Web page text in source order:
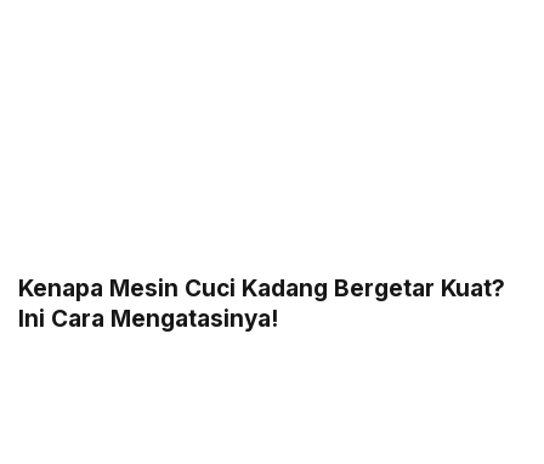
Kenapa Mesin Cuci Kadang Bergetar Kuat?
Ini Cara Mengatasinya!